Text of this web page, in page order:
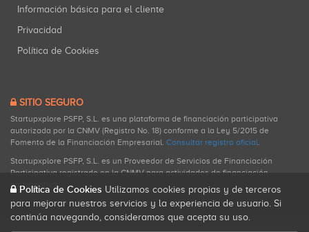
Información básica para el cliente
Privacidad
Política de Cookies
SITIO SEGURO
Startupxplore PSFP, S.L. es una plataforma de financiación participativa
autorizada por la CNMV (Registro No. 18) conforme a la Ley 5/2015 de
Fomento de la Financiación Empresarial. Consultar registro oficial
Startupxplore PSFP, S.L. es un Proveedor de Servicios de Financiación
Participativa registrado en la CNMV para actividades de financiación
participativa.
Política de Cookies Utilizamos cookies propias y de terceros
para mejorar nuestros servicios y la experiencia de usuario. Si
continúa navegando, consideramos que acepta su uso.